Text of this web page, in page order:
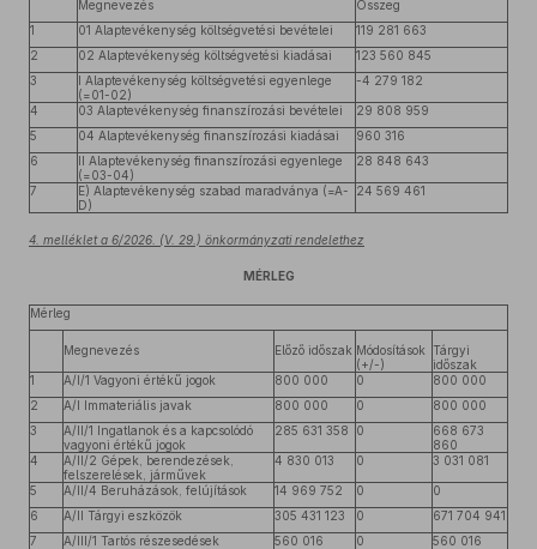
Megnevezés
Összeg
1
01 Alaptevékenység költségvetési bevételei
119 281 663
2
02 Alaptevékenység költségvetési kiadásai
123 560 845
3
I Alaptevékenység költségvetési egyenlege
(=01-02)
-4 279 182
4 03 Alaptevékenység finanszírozási bevételei
29 808 959
5
04 Alaptevékenység finanszírozási kiadásai
960 316
6
II Alaptevékenység finanszírozási egyenlege
(=03-04)
28 848 643
7
E) Alaptevékenység szabad maradványa (=A-
D)
24 569 461
4. melléklet a 6/2026. (V. 29.) önkormányzati rendelethez
MÉRLEG
Mérleg
Megnevezés Előző időszak Módosítások
(+/-)
Tárgyi
időszak
1
A/I/1 Vagyoni értékű jogok 800 000 0
800 000
2
A/I Immateriális javak 800 000 0
800 000
3
A/II/1 Ingatlanok és a kapcsolódó
vagyoni értékű jogok
285 631 358 0
668 673
860
4
A/II/2 Gépek, berendezések,
felszerelések, járművek
4 830 013 0 3 031 081
5 A/II/4 Beruházások, felújítások 14 969 752 0
0
6
A/II Tárgyi eszközök 305 431 123 0
671 704 941
7
A/III/1 Tartós részesedések 560 016 0
560 016